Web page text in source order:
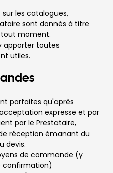
les catalogues,
sont donnés à titre
moment.
apporter toutes
utiles.
parfaites qu'après
expresse et par
par le Prestataire,
réception émanant du
devis.
de commande (y
confirmation)